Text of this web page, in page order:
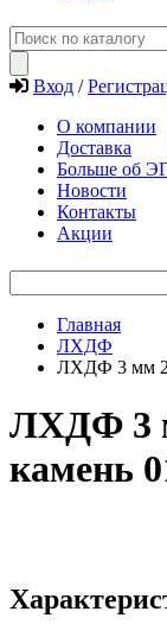
Вход /
О компании
Доставка
Больше об
Новости
Контакты
Акции
Главная
ЛХДФ
ЛХДФ 3 мм
ЛХДФ 3
камень